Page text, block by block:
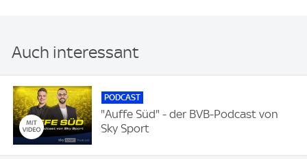
Auch interessant
PODCAST
"Auffe Süd" - der BVB-Podcast von
Sky Sport